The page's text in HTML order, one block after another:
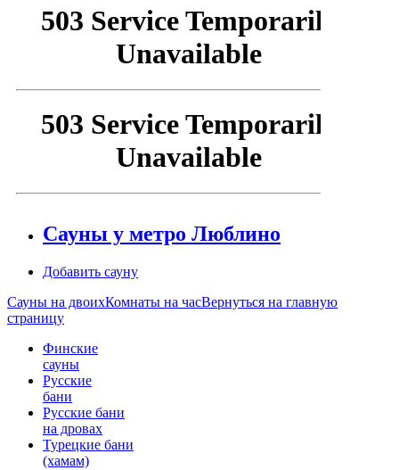
Сауны у метро Люблино
Добавить сауну
Сауны на двоихКомнаты на часВернуться на главную
страницу
Финские
сауны
Русские
бани
Русские бани
на дровах
Турецкие бани
(хамам)